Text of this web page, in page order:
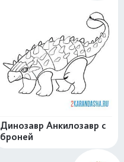
Динозавр Анкилозавр с
броней